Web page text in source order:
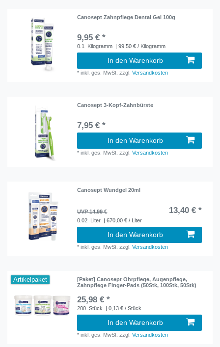
Canosept Zahnpflege Dental Gel 100g
9,95 € *
0.1 Kilogramm | 99,50 € / Kilogramm
In den Warenkorb
*inkl. ges. MwSt. zzgl.Versandkosten
Canosept 3-Kopf-Zahnbürste
7,95 € *
In den Warenkorb
*inkl. ges. MwSt. zzgl.Versandkosten
Canosept Wundgel 20ml
UVP 14,99 € 13,40 € *
0.02 Liter | 670,00 € / Liter
In den Warenkorb
*inkl. ges. MwSt. zzgl.Versandkosten
Artikelpaket
[Paket] Canosept Ohrpflege, Augenpflege,
Zahnpflege Finger-Pads (50Stk, 100Stk, 50Stk)
25,98 € *
200 Stück | 0,13 € / Stück
In den Warenkorb
*inkl. ges. MwSt. zzgl.Versandkosten